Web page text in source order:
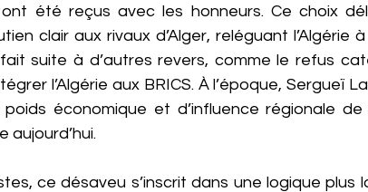
ont été reçus avec les honneurs. Ce choix
clair aux rivaux d’Alger, reléguant
suite à d’autres revers, comme le refus
l’Algérie aux BRICS. À l’époque, Sergueï
économique et d’influence régionale de
aujourd’hui.
ce désaveu s’inscrit dans une logique plus